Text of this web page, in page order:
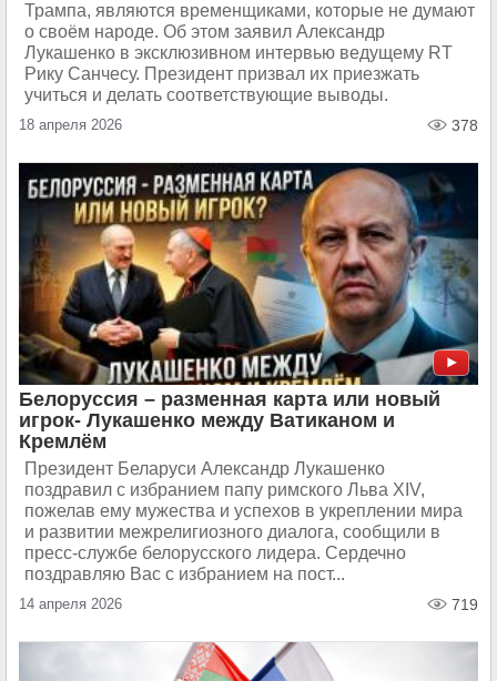
Трампа, являются временщиками, которые не думают
о своём народе. Об этом заявил Александр
Лукашенко в эксклюзивном интервью ведущему RT
Рику Санчесу. Президент призвал их приезжать
учиться и делать соответствующие выводы.
18 апреля 2026 378
Белоруссия – разменная карта или новый
игрок- Лукашенко между Ватиканом и
Кремлём
Президент Беларуси Александр Лукашенко
поздравил с избранием папу римского Льва XIV,
пожелав ему мужества и успехов в укреплении мира
и развитии межрелигиозного диалога, сообщили в
пресс-службе белорусского лидера. Сердечно
поздравляю Вас с избранием на пост...
14 апреля 2026 719